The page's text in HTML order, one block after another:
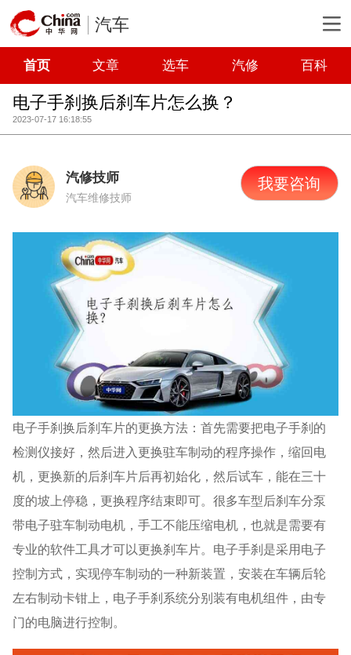
汽车
首页 文章 选车 汽修 百科
电子手刹换后刹车片怎么换？
2023-07-17 16:18:55
汽修技师
汽车维修技师
我要咨询
电子手刹换后刹车片的更换方法：首先需要把电子手刹的
检测仪接好，然后进入更换驻车制动的程序操作，缩回电
机，更换新的后刹车片后再初始化，然后试车，能在三十
度的坡上停稳，更换程序结束即可。很多车型后刹车分泵
带电子驻车制动电机，手工不能压缩电机，也就是需要有
专业的软件工具才可以更换刹车片。电子手刹是采用电子
控制方式，实现停车制动的一种新装置，安装在车辆后轮
左右制动卡钳上，电子手刹系统分别装有电机组件，由专
门的电脑进行控制。